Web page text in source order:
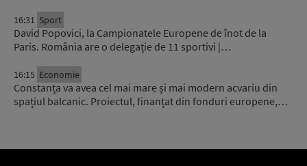
16:31 Sport
David Popovici, la Campionatele Europene de înot de la
Paris. România are o delegație de 11 sportivi |…
16:15 Economie
Constanța va avea cel mai mare și mai modern acvariu din
spațiul balcanic. Proiectul, finanțat din fonduri europene,…